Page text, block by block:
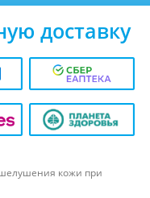
доставку
кожи при